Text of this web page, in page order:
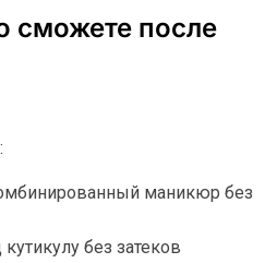
сможете после
маникюр без
без затеков